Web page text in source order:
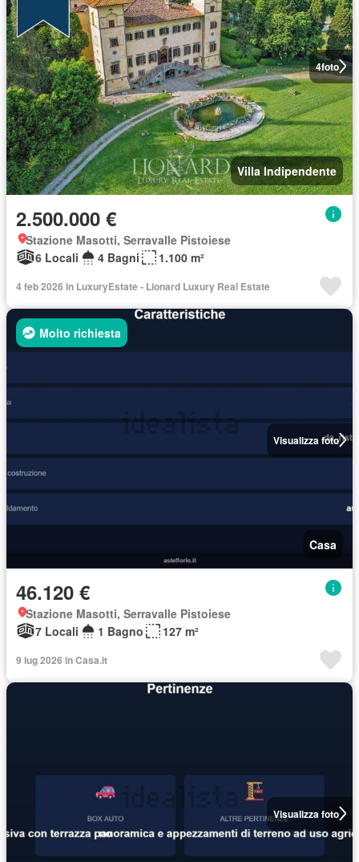
4foto
Villa Indipendente
2.500.000 €
Stazione Masotti, Serravalle Pistoiese
6 Locali
4 Bagni 1.100 m²
4 feb 2026 in LuxuryEstate - Lionard Luxury Real Estate
Visualizza foto
Molto richiesta
Casa
46.120 €
Stazione Masotti, Serravalle Pistoiese
7 Locali
1 Bagno 127 m²
9 lug 2026 in Casa.it
Visualizza foto